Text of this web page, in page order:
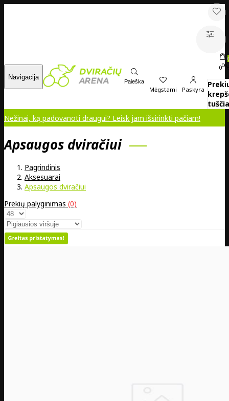
Navigacija
Paieška
Mėgstami Paskyra
000
ką padovanoti draugui? Leisk jam išsirinkti pačiam!
Apsaugos dviračiui
Pagrindinis
Aksesuarai
Apsaugos dviračiui
Prekių palyginimas (0)